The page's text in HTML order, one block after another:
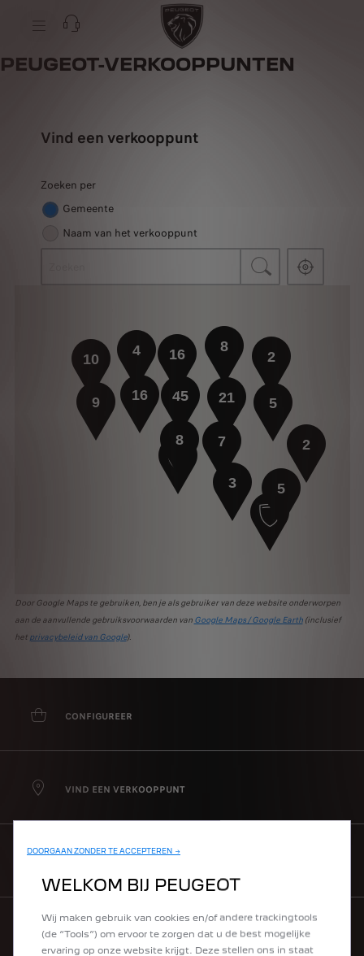
PEUGEOT-VERKOOPPUNTEN
Vind een verkooppunt
Zoeken per
Gemeente
Naam van het verkooppunt
45
16
16
8
21
4
7
8
9 5
10 2
3
2
5
Door Google Maps te gebruiken, ben je als gebruiker van deze website onderworpen
aan de aanvullende gebruiksvoorwaarden van Google Maps / Google Earth(inclusief
het privacybeleid van Google).
CONFIGUREER
VIND EEN VERKOOPPUNT
BROCHURES & PRIJZEN
DOORGAAN ZONDER TE ACCEPTEREN →
WELKOM BIJ PEUGEOT
Wij maken gebruik van cookies en/of andere trackingtools
(de “Tools”) om ervoor te zorgen dat u de best mogelijke
ervaring op onze website krijgt. Deze stellen ons in staat